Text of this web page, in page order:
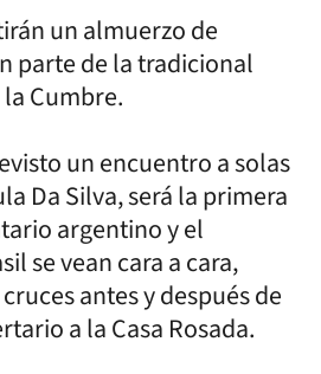
un almuerzo de
parte de la tradicional
Cumbre.
un encuentro a solas
Da Silva, será la primera
argentino y el
se vean cara a cara,
antes y después de
a la Casa Rosada.